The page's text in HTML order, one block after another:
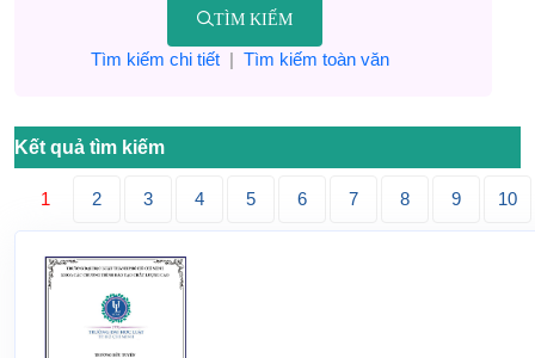
TÌM KIẾM
Tìm kiếm chi tiết| Tìm kiếm toàn văn
Kết quả tìm kiếm
1 2 3 4 5 6 7 8 9 10